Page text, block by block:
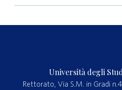
Università degli
Rettorato, Via S.M. in Gradi